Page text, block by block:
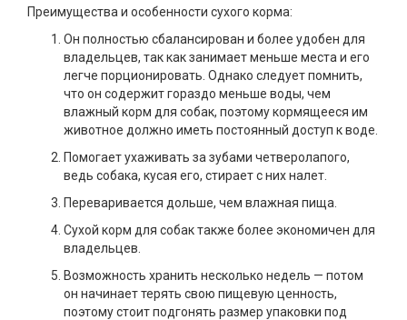
Преимущества и особенности сухого корма:
Он полностью сбалансирован и более удобен для
владельцев, так как занимает меньше места и его
легче порционировать. Однако следует помнить,
что он содержит гораздо меньше воды, чем
влажный корм для собак, поэтому кормящееся им
животное должно иметь постоянный доступ к воде.
Помогает ухаживать за зубами четверолапого,
ведь собака, кусая его, стирает с них налет.
Переваривается дольше, чем влажная пища.
Сухой корм для собак также более экономичен для
владельцев.
Возможность хранить несколько недель — потом
он начинает терять свою пищевую ценность,
поэтому стоит подгонять размер упаковки под